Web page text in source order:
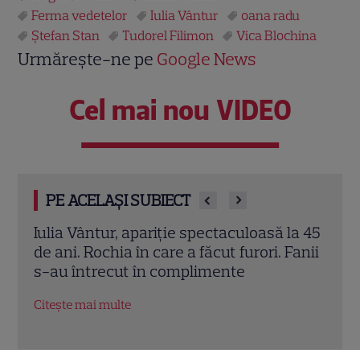
Ferma vedetelor
Iulia Vântur
oana radu
Ştefan Stan
Tudorel Filimon Vica Blochina
Urmărește-ne pe Google News
Cel mai nou VIDEO
PE ACELAȘI SUBIECT
Iulia Vântur a atras toate privirile la
Cannes! Cum s-a afișat vedeta la
petrecerea Chopard Bollywood Night
Citește mai multe